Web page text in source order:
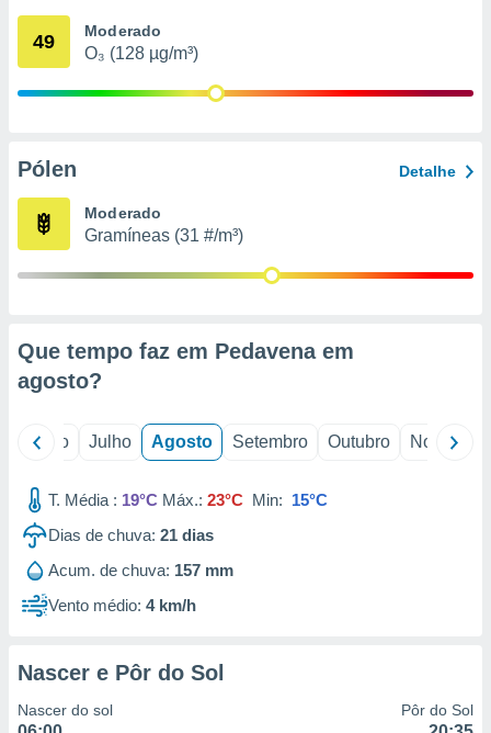
através
estudos
1199
49 Moderado
O₃ (128 µg/m³)
Pólen Detalhe
Moderado
Gramíneas (31 #/m³)
Que tempo faz em Pedavena em
agosto?
Junho Julho Agosto Setembro Outubro Novembro
T. Média : 19°C Máx.: 23°C Min: 15°C
Dias de chuva: 21 dias
Acum. de chuva: 157 mm
Vento médio: 4 km/h
Nascer e Pôr do Sol
Nascer do sol Pôr do Sol